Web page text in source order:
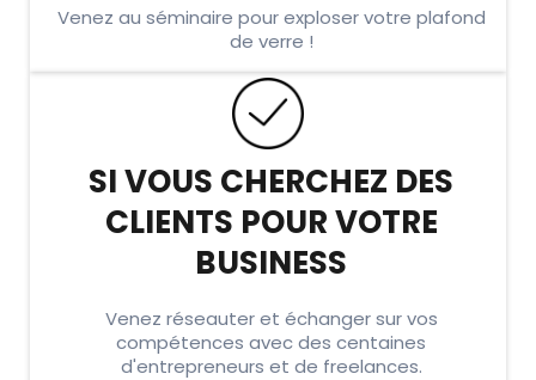
Venez au séminaire pour exploser votre plafond
de verre !
SI VOUS CHERCHEZ DES
CLIENTS POUR VOTRE
BUSINESS
Venez réseauter et échanger sur vos
compétences avec des centaines
d'entrepreneurs et de freelances.